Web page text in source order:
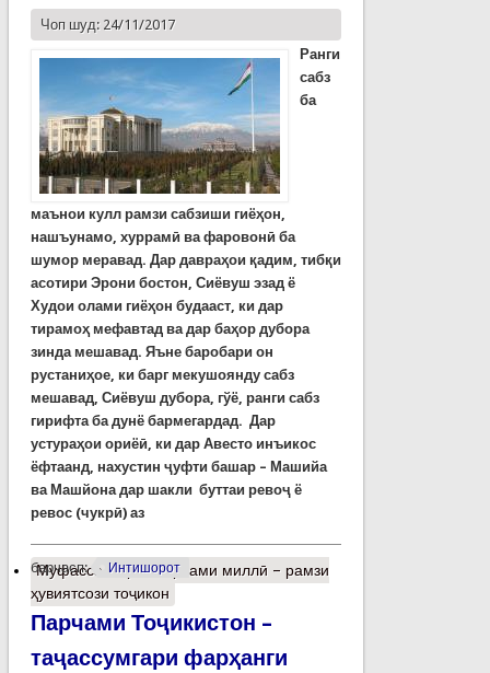
Чоп шуд: 24/11/2017
Ранги
сабз
ба
маънои кулл рамзи сабзиши гиёҳон,
нашъунамо, хуррамӣ ва фаровонӣ ба
шумор меравад. Дар давраҳои қадим, тибқи
асотири Эрони бостон, Сиёвуш эзад ё
Худои олами гиёҳон будааст, ки дар
тирамоҳ мефавтад ва дар баҳор дубора
зинда мешавад. Яъне баробари он
рустаниҳое, ки барг мекушоянду сабз
мешавад, Сиёвуш дубора, гўё, ранги сабз
гирифта ба дунё бармегардад. Дар
устураҳои ориёӣ, ки дар Авесто инъикос
ёфтаанд, нахустин ҷуфти башар – Машийа
ва Машйона дар шакли буттаи ревоҷ ё
ревос (чукрӣ) аз
барчасп: Интишорот
Муфассалтаро Парчами миллӣ – рамзи
ҳувиятсози тоҷикон
Парчами Тоҷикистон –
таҷассумгари фарҳанги